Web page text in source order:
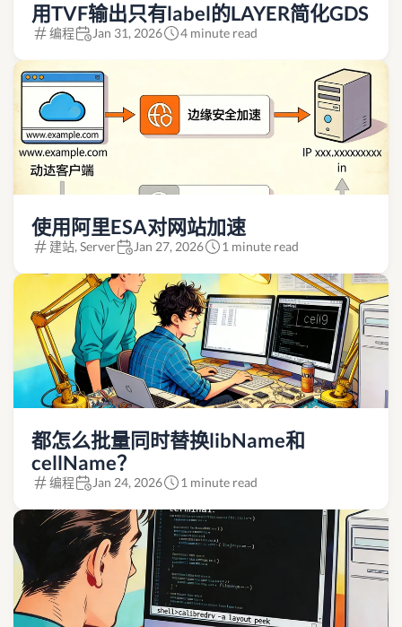
用TVF输出只有label的LAYER简化GDS
编程 Jan 31, 2026 4 minute read
使用阿里ESA对网站加速
建站, Server Jan 27, 2026 1 minute read
都怎么批量同时替换libName和
cellName？
编程 Jan 24, 2026 1 minute read